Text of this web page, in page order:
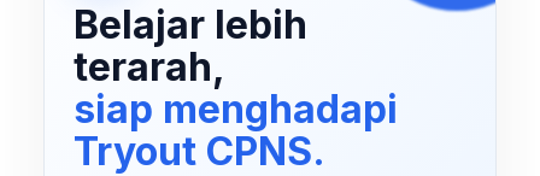
Belajar lebih
terarah,
siap menghadapi
Tryout CPNS.